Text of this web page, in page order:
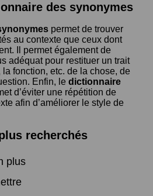
des synonymes
permet de trouver
au contexte que ceux dont
Il permet également de
adéquat pour restituer un trait
fonction, etc. de la chose, de
Enfin, le dictionnaire
d’éviter une répétition de
afin d’améliorer le style de
recherchés
plus